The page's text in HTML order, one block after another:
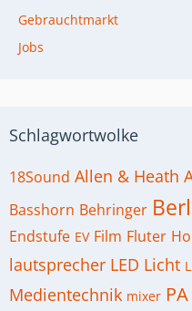
Gebrauchtmarkt
Jobs
Schlagwortwolke
18Sound Allen & Heath
Basshorn Behringer
Endstufe EV Film Fluter
lautsprecher LED Licht
Medientechnik mixer PA